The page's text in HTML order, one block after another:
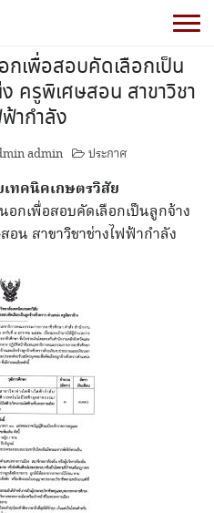
เพื่อสอบคัดเลือกเป็น
ครูพิเศษสอน สาขาวิชา
ากำลัง
admin ประกาศ
ทคนิคเกษตรวิสัย
กเพื่อสอบคัดเลือกเป็นลูกจ้าง
อน สาขาวิชาช่างไฟฟ้ากำลัง